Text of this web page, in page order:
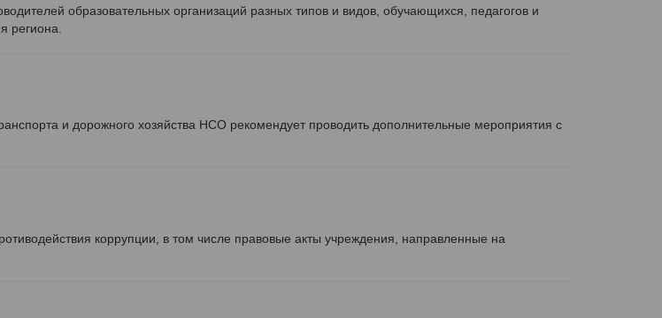
образовательных организаций разных типов и видов, обучающихся, педагогов и
региона.
и дорожного хозяйства НСО рекомендует проводить дополнительные мероприятия с
коррупции, в том числе правовые акты учреждения, направленные на